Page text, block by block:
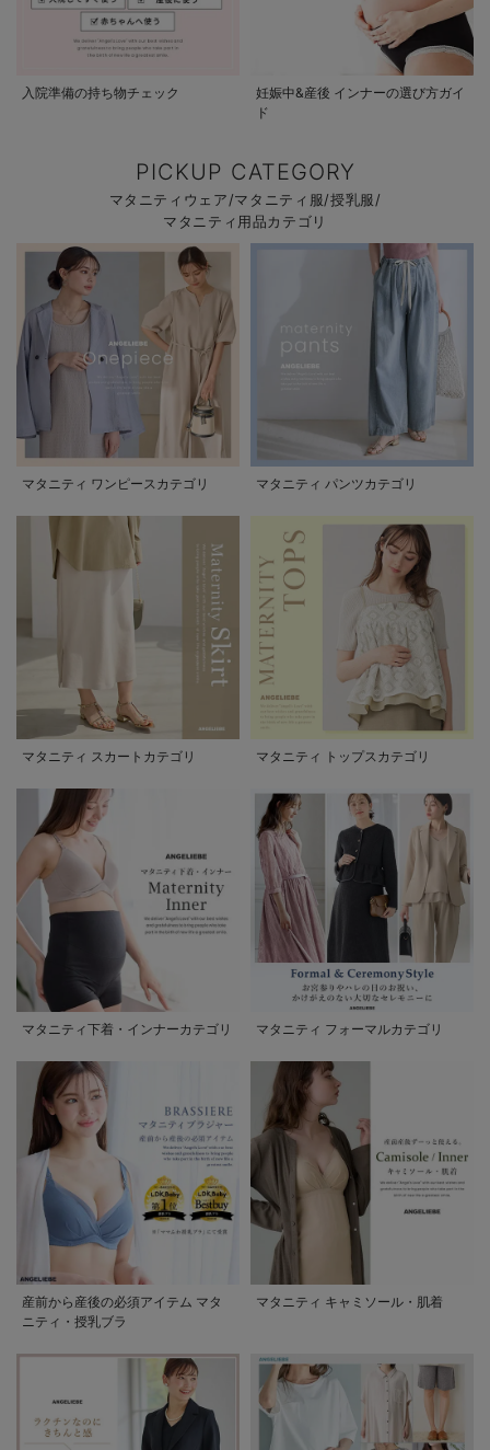
入院準備の持ち物チェック
妊娠中&産後 インナーの選び方ガイ
ド
PICKUP CATEGORY
マタニティウェア/マタニティ服/授乳服/
マタニティ用品カテゴリ
マタニティ ワンピースカテゴリ マタニティ パンツカテゴリ
マタニティ スカートカテゴリ マタニティ トップスカテゴリ
マタニティ下着・インナーカテゴリ マタニティ フォーマルカテゴリ
産前から産後の必須アイテム マタ
ニティ・授乳ブラ
マタニティ キャミソール・肌着